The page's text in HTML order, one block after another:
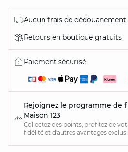
Aucun frais de dédouanement
Retours en boutique gratuits
Paiement sécurisé
Rejoignez le programme de
Maison 123
Collectez des points, profitez de
fidélité et d'autres avantages